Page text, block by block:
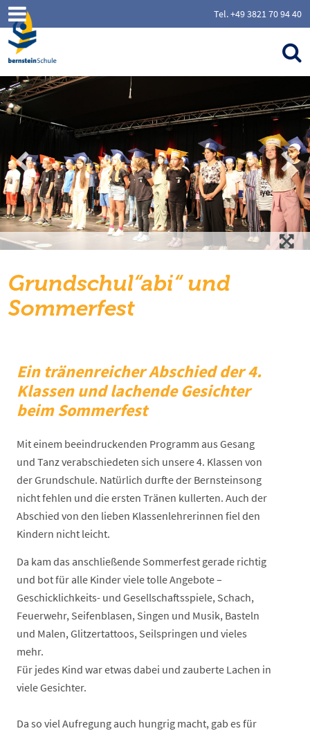
Tel. +49 3821 70 94 40
Grundschul“abi“ und
Sommerfest
Ein tränenreicher Abschied der 4.
Klassen und lachende Gesichter
beim Sommerfest
Mit einem beeindruckenden Programm aus Gesang
und Tanz verabschiedeten sich unsere 4. Klassen von
der Grundschule. Natürlich durfte der Bernsteinsong
nicht fehlen und die ersten Tränen kullerten. Auch der
Abschied von den lieben Klassenlehrerinnen fiel den
Kindern nicht leicht.
Da kam das anschließende Sommerfest gerade richtig
und bot für alle Kinder viele tolle Angebote –
Geschicklichkeits- und Gesellschaftsspiele, Schach,
Feuerwehr, Seifenblasen, Singen und Musik, Basteln
und Malen, Glitzertattoos, Seilspringen und vieles
mehr.
Für jedes Kind war etwas dabei und zauberte Lachen in
viele Gesichter.
Da so viel Aufregung auch hungrig macht, gab es für